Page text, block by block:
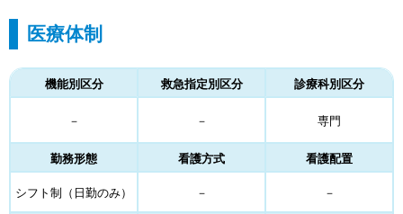
医療体制
機能別区分 救急指定別区分 診療科別区分
－ － 専門
勤務形態 看護方式 看護配置
シフト制（日勤のみ） － －